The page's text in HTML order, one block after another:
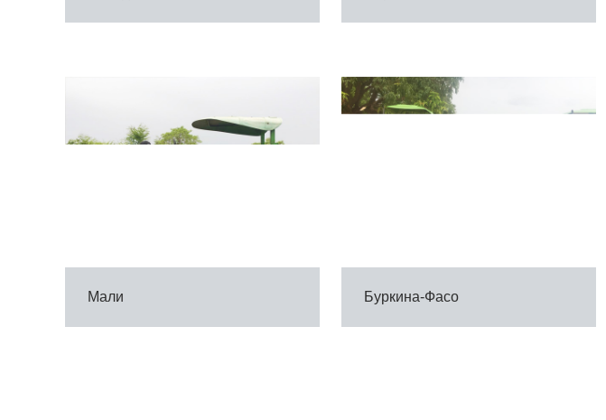
Мали Буркина-Фасо